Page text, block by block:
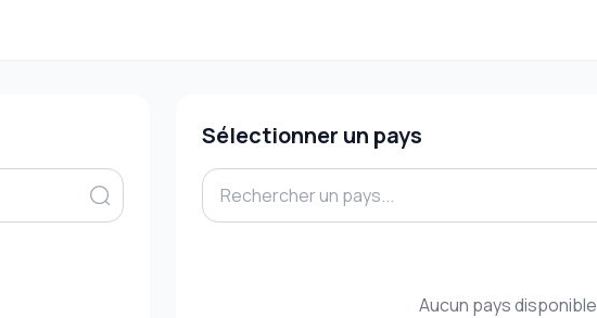
Sélectionner un pays
Aucun pays disponible